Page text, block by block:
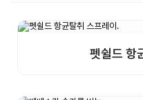
펫쉴드 항
상세보기